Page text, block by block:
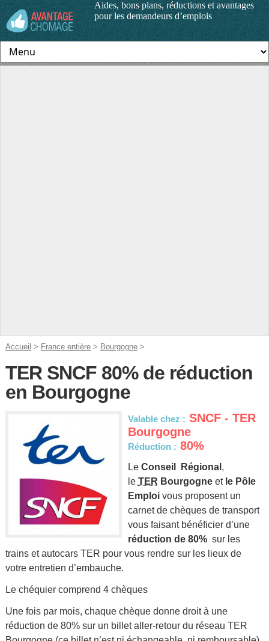
Aides, bons plans, réductions et avantages
pour les demandeurs d’emplois
Accueil > France entière> Bourgogne>
TER SNCF 80% de réduction
en Bourgogne
Valable chez : SNCF - TER
Bourgogne
Réduction : 80%
Le Conseil Régional ,
le TER Bourgogneet le Pôle
Emploivous proposent un
carnet de chèques de transport
vous faisant bénéficier d’une
réduction de 80% sur les
trains et autocars TER pour vous rendre sur les lieux de
votre entretien d’embauche.
Le chéquier comprend 4 chèques
Une fois par mois, chaque chèque donne droit à une
réduction de 80% sur un billet aller-retour du réseau TER